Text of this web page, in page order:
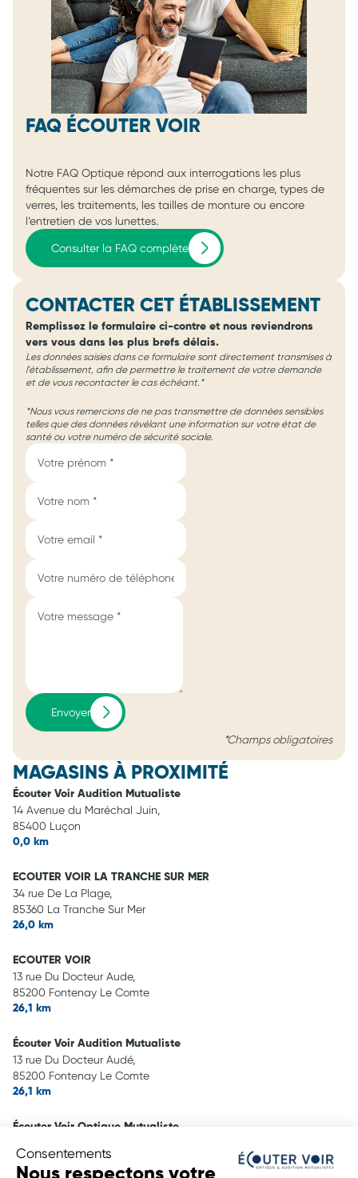
Consentements
Nous respectons votre
FAQ ÉCOUTER VOIR
Notre FAQ Optique répond aux interrogations les plus
fréquentes sur les démarches de prise en charge, types de
verres, les traitements, les tailles de monture ou encore
l’entretien de vos lunettes.
Consulter la FAQ complète
CONTACTER CET ÉTABLISSEMENT
Remplissez le formulaire ci-contre et nous reviendrons
vers vous dans les plus brefs délais.
Les données saisies dans ce formulaire sont directement transmises à
l'établissement, afin de permettre le traitement de votre demande
et de vous recontacter le cas échéant.*
*Nous vous remercions de ne pas transmettre de données sensibles
telles que des données révélant une information sur votre état de
santé ou votre numéro de sécurité sociale.
Envoyer
*Champs obligatoires
MAGASINS À PROXIMITÉ
Écouter Voir Audition Mutualiste
14 Avenue du Maréchal Juin,
85400 Luçon
0,0 km
ECOUTER VOIR LA TRANCHE SUR MER
34 rue De La Plage,
85360 La Tranche Sur Mer
26,0 km
ECOUTER VOIR
13 rue Du Docteur Aude,
85200 Fontenay Le Comte
26,1 km
Écouter Voir Audition Mutualiste
13 rue Du Docteur Audé,
85200 Fontenay Le Comte
26,1 km
Écouter Voir Optique Mutualiste
85110 Chantonnay
26,4 km